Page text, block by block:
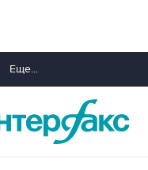
Еще...